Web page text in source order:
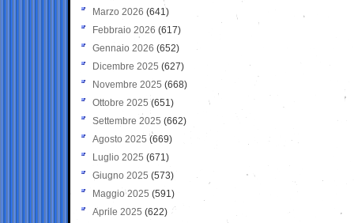
Marzo 2026 (641)
Febbraio 2026 (617)
Gennaio 2026 (652)
Dicembre 2025 (627)
Novembre 2025 (668)
Ottobre 2025 (651)
Settembre 2025 (662)
Agosto 2025 (669)
Luglio 2025 (671)
Giugno 2025 (573)
Maggio 2025 (591)
Aprile 2025 (622)